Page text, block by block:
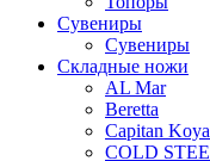
Сувениры
Сувениры
Складные ножи
AL Mar
Beretta
Capitan
COLD